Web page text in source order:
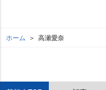
ホーム 高瀬愛奈